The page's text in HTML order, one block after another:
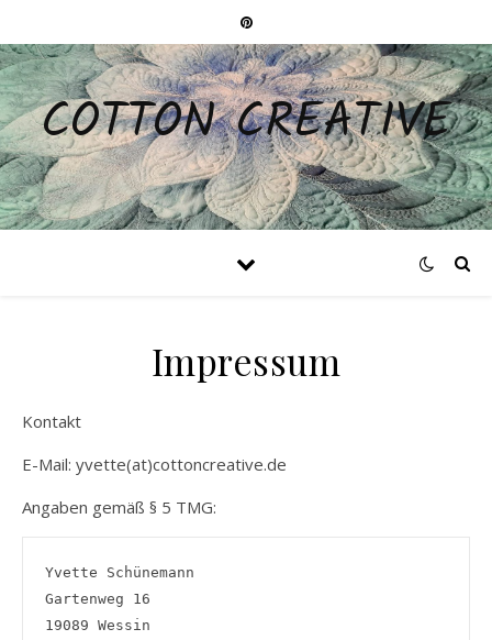
COTTON CREATIVE
Impressum
Kontakt
E-Mail: yvette(at)cottoncreative.de
Angaben gemäß § 5 TMG:
Yvette Schünemann
Gartenweg 16
19089 Wessin